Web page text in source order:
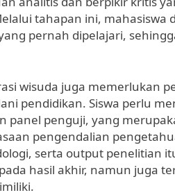
tahapan ini, mahasiswa
pernah dipelajari,
wisuda juga memerlukan
pendidikan. Siswa perlu
panel penguji, yang
pengendalian
serta output penelitian
hasil akhir, namun juga